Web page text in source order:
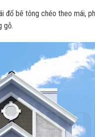
bê tông chéo theo mái,
gỗ.